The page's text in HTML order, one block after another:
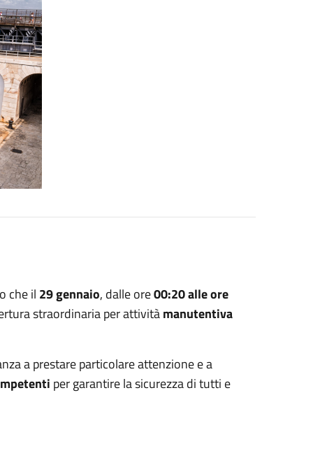
che il 29 gennaio, dalle ore00:20 alle ore
straordinaria per attivitàmanutentiva
a prestare particolare attenzione e a
per garantire la sicurezza di tutti e